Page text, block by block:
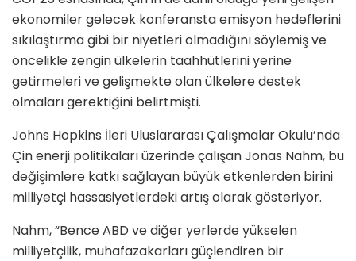
ekonomiler gelecek konferansta emisyon hedeflerini
sıkılaştırma gibi bir niyetleri olmadığını söylemiş ve
öncelikle zengin ülkelerin taahhütlerini yerine
getirmeleri ve gelişmekte olan ülkelere destek
olmaları gerektiğini belirtmişti.
Johns Hopkins İleri Uluslararası Çalışmalar Okulu’nda
Çin enerji politikaları üzerinde çalışan Jonas Nahm, bu
değişimlere katkı sağlayan büyük etkenlerden birini
milliyetçi hassasiyetlerdeki artış olarak gösteriyor.
Nahm, “Bence ABD ve diğer yerlerde yükselen
milliyetçilik, muhafazakarları güçlendiren bir